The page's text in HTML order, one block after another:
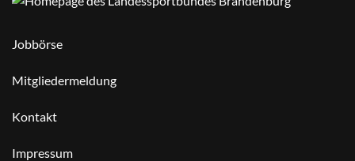
Jobbörse
Mitgliedermeldung
Kontakt
Impressum